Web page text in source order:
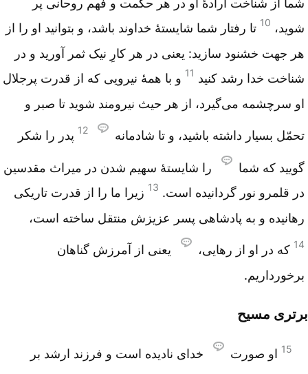
شوید، 10 تا رفتار شما شایستۀ خداوند باشد، و بتوانید او را از
هر جهت خشنود سازید: یعنی در هر کارِ نیک ثمر آورید و در
شناخت خدا رشد کنید 11 و با همۀ نیرویی که از قدرت پرجلال
او سرچشمه می‌گیرد، از هر حیث نیرومند شوید تا صبر و
تحمّل بسیار داشته باشید، و تا شادمانه 12 پدر را شکر
گویید که شما
را شایستۀ سهیم شدن در میراث مقدسین
در قلمرو نور گردانیده است. 13 زیرا ما را از قدرت تاریکی
رهانیده و به پادشاهی پسر عزیزش منتقل ساخته است،
14 که در او از رهایی،
یعنی از آمرزش گناهان
برخورداریم.
برتری مسیح
15 او صورت خدای نادیده است و فرزند ارشد بر